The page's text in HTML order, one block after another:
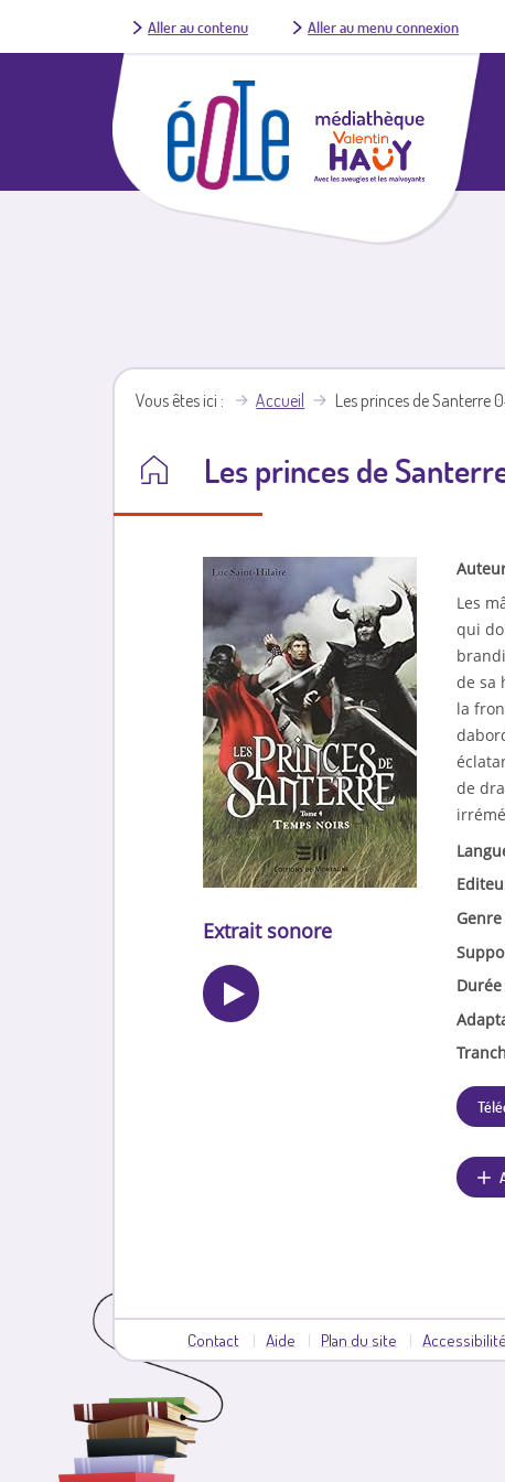
Aller au contenu Aller au menu connexion
Vous êtes ici Accueil Les princes de Santerre
Les princes de
Les
qui
de sa
la
de
Genre
Durée
Extrait sonore
Contact Aide Plan du site Accessibilité